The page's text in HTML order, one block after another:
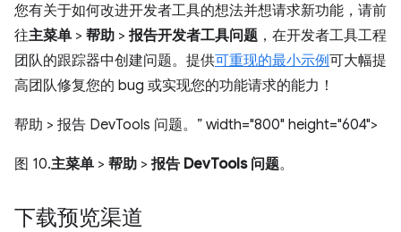
您有关于如何改进开发者工具的想法并想请求新功能，请前
往主菜单 > 帮助 > 报告开发者工具问题 ，在开发者工具工程
团队的跟踪器中创建问题。提供可重现的最小示例可大幅提
高团队修复您的 bug 或实现您的功能请求的能力！
帮助 > 报告 DevTools 问题。” width="800" height="604">
图 10.主菜单 > 帮助 > 报告 DevTools 问题。
下载预览渠道